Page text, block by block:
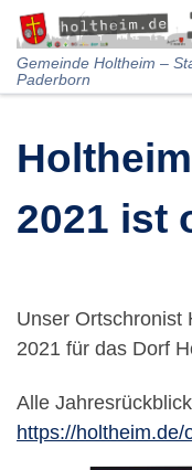
Skip to content
Gemeinde Holtheim –
Paderborn
2021 ist
Unser Ortschronist
2021 für das Dorf
Alle
https://holtheim.de/